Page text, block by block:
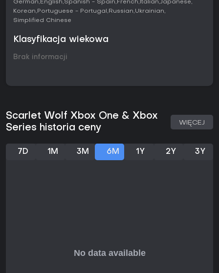
German English Spanish - Spain French Italian Japanese
Korean Portuguese - Portugal Russian Ukrainian
Simplified Chinese
Klasyfikacja wiekowa
Brak informacji
Scarlet Wolf Xbox One & Xbox
Series historia ceny
WIĘCEJ
7D 1M 3M 6M 1Y 2Y 3Y